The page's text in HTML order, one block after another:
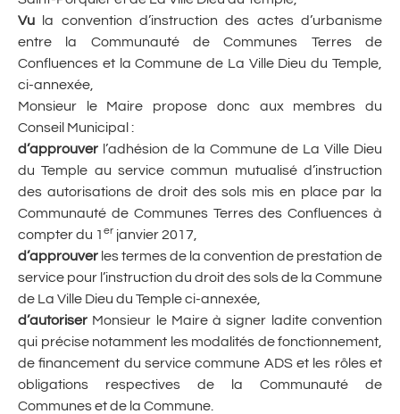
Vu la convention d’instruction des actes d’urbanisme
entre la Communauté de Communes Terres de
Confluences et la Commune de La Ville Dieu du Temple,
ci-annexée,
Monsieur le Maire propose donc aux membres du
Conseil Municipal :
d’approuver l’adhésion de la Commune de La Ville Dieu
du Temple au service commun mutualisé d’instruction
des autorisations de droit des sols mis en place par la
Communauté de Communes Terres des Confluences à
compter du 1 er janvier 2017,
d’approuver les termes de la convention de prestation de
service pour l’instruction du droit des sols de la Commune
de La Ville Dieu du Temple ci-annexée,
d’autoriser Monsieur le Maire à signer ladite convention
qui précise notamment les modalités de fonctionnement,
de financement du service commune ADS et les rôles et
obligations respectives de la Communauté de
Communes et de la Commune.